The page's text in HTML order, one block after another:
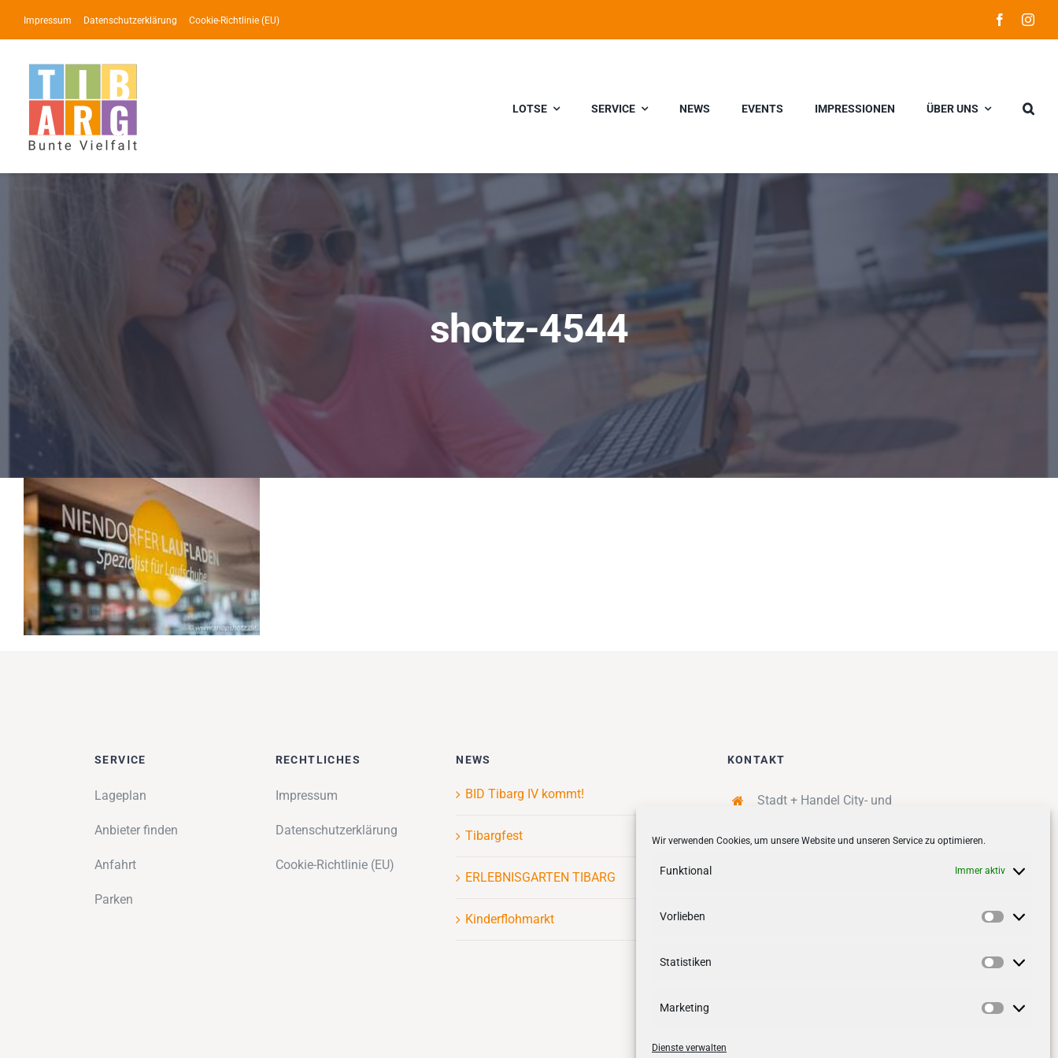
Wir verwenden Cookies, um unsere Website und unseren Service zu optimieren.
Funktional Immer aktiv
Vorlieben
Statistiken
Marketing
Dienste verwalten
Inhalt
springen
Impressum Datenschutzerklärung Cookie-Richtlinie (EU)
LOTSE SERVICE NEWS EVENTS IMPRESSIONEN ÜBER UNS
shotz-4544
SERVICE
Lageplan
Anbieter finden
Anfahrt
Parken
RECHTLICHES
Impressum
Datenschutzerklärung
Cookie-Richtlinie (EU)
NEWS
BID Tibarg IV kommt!
Tibargfest
ERLEBNISGARTEN TIBARG
Kinderflohmarkt
KONTAKT
Stadt + Handel City- und
Quartiersmanagement